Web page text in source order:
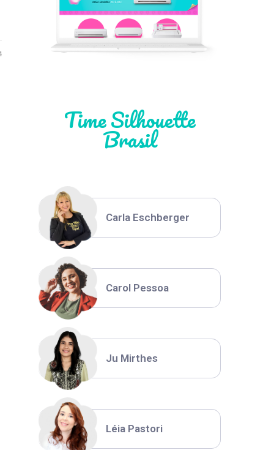
Time Silhouette
Brasil
Léia Pastori
Thiara Ney
Carla Eschberger
Carol Pessoa
Ju Mirthes
Léia Pastori